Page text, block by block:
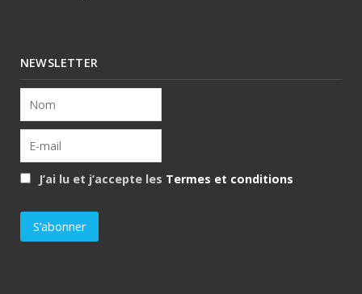
NEWSLETTER
J’ai lu et j’accepte les Termes et conditions